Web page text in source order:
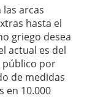
arcas
hasta el
griego desea
actual es del
público por
de medidas
en 10.000